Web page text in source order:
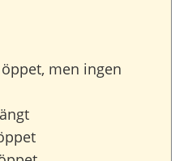
men ingen